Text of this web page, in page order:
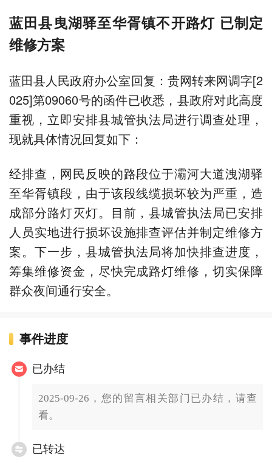
蓝田县曳湖驿至华胥镇不开路灯 已制定
维修方案
蓝田县人民政府办公室回复：贵网转来网调字[2
025]第09060号的函件已收悉，县政府对此高度
重视，立即安排县城管执法局进行调查处理，
现就具体情况回复如下：
经排查，网民反映的路段位于灞河大道洩湖驿
至华胥镇段，由于该段线缆损坏较为严重，造
成部分路灯灭灯。目前，县城管执法局已安排
人员实地进行损坏设施排查评估并制定维修方
案。下一步，县城管执法局将加快排查进度，
筹集维修资金，尽快完成路灯维修，切实保障
群众夜间通行安全。
事件进度
已办结
2025-09-26，您的留言相关部门已办结，请查
看。
已转达